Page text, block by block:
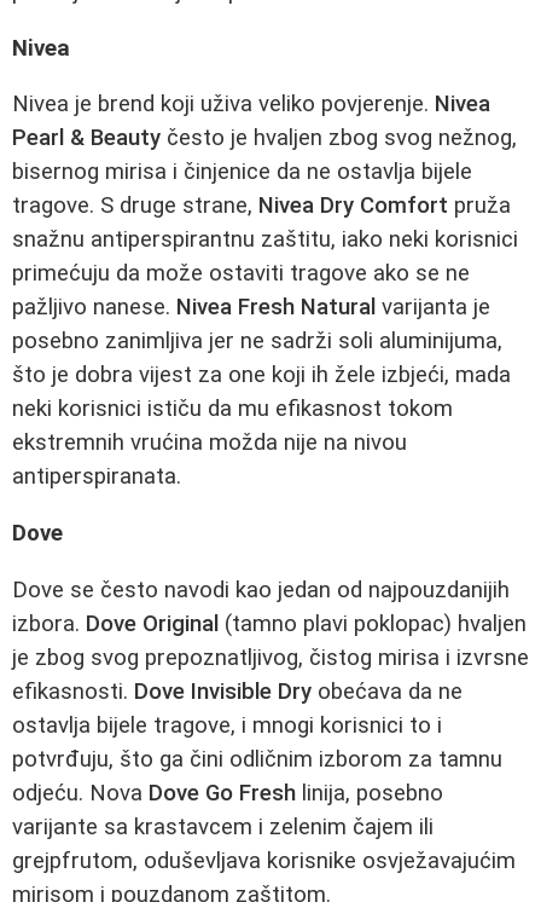
Nivea
Nivea je brend koji uživa veliko povjerenje. Nivea
Pearl & Beauty često je hvaljen zbog svog nežnog,
bisernog mirisa i činjenice da ne ostavlja bijele
tragove. S druge strane, Nivea Dry Comfort pruža
snažnu antiperspirantnu zaštitu, iako neki korisnici
primećuju da može ostaviti tragove ako se ne
pažljivo nanese. Nivea Fresh Natural varijanta je
posebno zanimljiva jer ne sadrži soli aluminijuma,
što je dobra vijest za one koji ih žele izbjeći, mada
neki korisnici ističu da mu efikasnost tokom
ekstremnih vrućina možda nije na nivou
antiperspiranata.
Dove
Dove se često navodi kao jedan od najpouzdanijih
izbora. Dove Original (tamno plavi poklopac) hvaljen
je zbog svog prepoznatljivog, čistog mirisa i izvrsne
efikasnosti. Dove Invisible Dry obećava da ne
ostavlja bijele tragove, i mnogi korisnici to i
potvrđuju, što ga čini odličnim izborom za tamnu
odjeću. Nova Dove Go Fresh linija, posebno
varijante sa krastavcem i zelenim čajem ili
grejpfrutom, oduševljava korisnike osvježavajućim
mirisom i pouzdanom zaštitom.